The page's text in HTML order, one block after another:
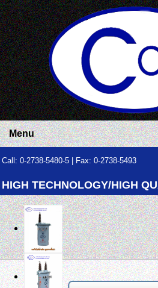
Menu
Call: 0-2738-5480-5 | Fax: 0-2738-5493
HIGH TECHNOLOGY/HIGH